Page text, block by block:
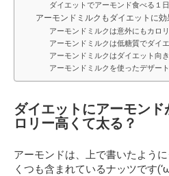
ダイエットでアーモンド食べる１
アーモンドミルクもダイエットに効
アーモンドミルクは意外にもカロ
アーモンドミルクは低糖質でダイ
アーモンドミルクはダイエット向
アーモンドミルクを使ったデザー
ダイエットにアーモン
ロリー高くて太る？
アーモンドは、上で書いたよう
くつも含まれているナッツです